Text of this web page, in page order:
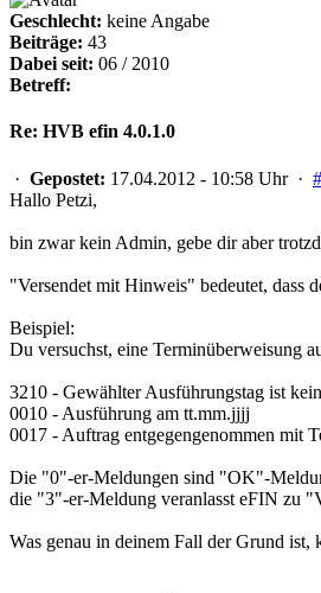
Geschlecht: keine Angabe
Beiträge: 43
Dabei seit: 06 / 2010
Betreff:
Re: HVB efin 4.0.1.0
· Gepostet: 17.04.2012 - 10:58 Uhr ·
Hallo Petzi,
bin zwar kein Admin, gebe dir aber
"Versendet mit Hinweis" bedeutet, dass
Beispiel:
Du versuchst, eine Terminüberweisung
3210 - Gewählter Ausführungstag ist
0010 - Ausführung am tt.mm.jjjj
0017 - Auftrag entgegengenommen mit
Die "0"-er-Meldungen sind "OK"-
die "3"-er-Meldung veranlasst eFIN zu
Was genau in deinem Fall der Grund ist,